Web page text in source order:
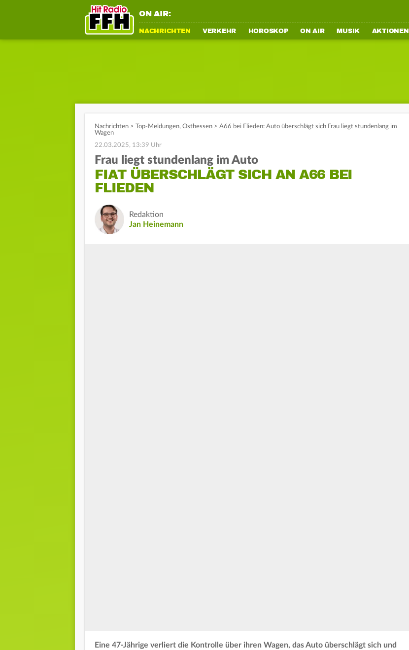
ON AIR:
NACHRICHTEN VERKEHR HOROSKOP ON AIR MUSIK AKTIONEN
Nachrichten > Top-Meldungen, Osthessen > A66 bei Flieden: Auto überschlägt sich Frau liegt stundenlang im
Wagen
22.03.2025, 13:39 Uhr
Frau liegt stundenlang im Auto
FIAT ÜBERSCHLÄGT SICH AN A66 BEI
FLIEDEN
Redaktion
Jan Heinemann
Eine 47-Jährige verliert die Kontrolle über ihren Wagen, das Auto überschlägt sich und